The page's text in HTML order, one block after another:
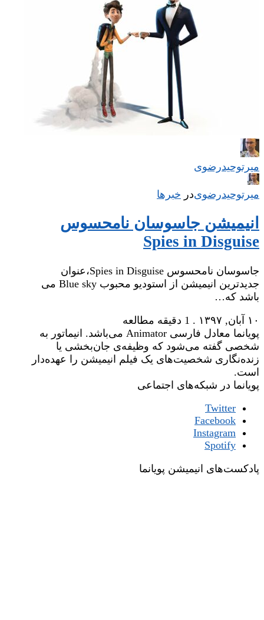
میر‌توحیدرضوی
میر‌توحیدرضویدر خبرها
انیمیشن جاسوسان نامحسوس
Spies in Disguise
جاسوسان نامحسوس Spies in Disguise،عنوان
جدیدترین انیمیشن از استودیو محبوب Blue sky می
باشد که…
۱۰ آبان, ۱۳۹۷
. 1 دقیقه مطالعه
پویانما معادل فارسی Animator می‌باشد. انیماتور به
شخصی گفته می‌شود که وظیفه‌ی جان‌بخشی یا
زنده‌نگاری شخصیت‌های یک فیلم انیمیشن را عهده‌دار
است.
پویانما در شبکه‌های اجتماعی
Twitter
Facebook
Instagram
Spotify
پادکست‌های انیمیشن پویانما